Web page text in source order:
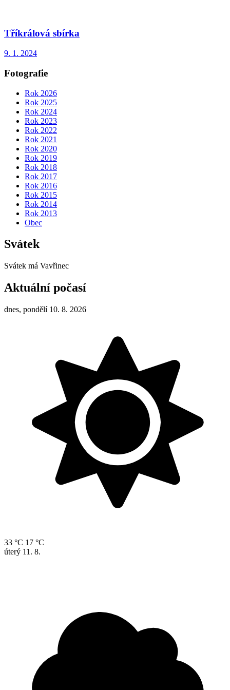
Tříkrálová sbírka
9. 1. 2024
Fotografie
Rok 2026
Rok 2025
Rok 2024
Rok 2023
Rok 2022
Rok 2021
Rok 2020
Rok 2019
Rok 2018
Rok 2017
Rok 2016
Rok 2015
Rok 2014
Rok 2013
Obec
Svátek
Svátek má Vavřinec
Aktuální počasí
dnes, pondělí 10. 8. 2026
33 °C 17 °C
úterý 11. 8.